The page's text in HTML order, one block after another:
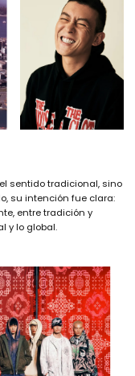
sentido tradicional, sino
su intención fue clara:
entre tradición y
y lo global.